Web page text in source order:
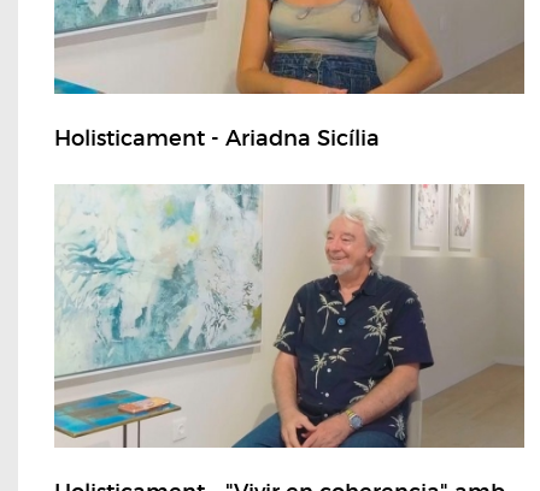
Holisticament - Ariadna Sicília